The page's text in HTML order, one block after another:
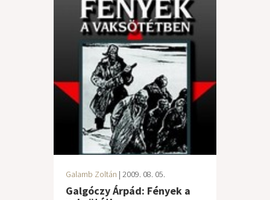
Galamb Zoltán | 2009. 08. 05.
Galgóczy Árpád: Fények a